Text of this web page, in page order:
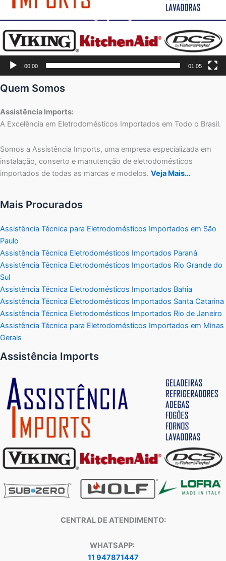
00:00 01:05
Quem Somos
Assistência Imports:
A Excelência em Eletrodomésticos Importados em Todo o Brasil.
Somos a Assistência Imports, uma empresa especializada em
instalação, conserto e manutenção de eletrodomésticos
importados de todas as marcas e modelos. Veja Mais…
Mais Procurados
Assistência Técnica para Eletrodomésticos Importados em São
Paulo
Assistência Técnica Eletrodomésticos Importados Paraná
Assistência Técnica Eletrodomésticos Importados Rio Grande do
Sul
Assistência Técnica Eletrodomésticos Importados Bahia
Assistência Técnica Eletrodomésticos Importados Santa Catarina
Assistência Técnica Eletrodomésticos Importados Rio de Janeiro
Assistência Técnica para Eletrodomésticos Importados em Minas
Gerais
Assistência Imports
CENTRAL DE ATENDIMENTO:
WHATSAPP:
11 947871447